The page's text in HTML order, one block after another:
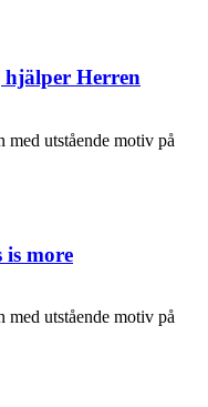
Herren
utstående motiv på
is more
utstående motiv på